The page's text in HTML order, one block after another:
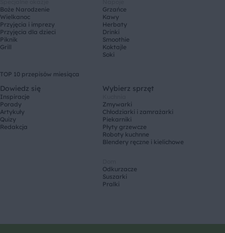
Boże Narodzenie
Wielkanoc
Przyjęcia i imprezy
Przyjęcia dla dzieci
Piknik
Grill
Grzańce
Kawy
Herbaty
Drinki
Smoothie
Koktajle
Soki
TOP 10 przepisów miesiąca
Dowiedz się
Inspiracje
Porady
Artykuły
Quizy
Redakcja
Wybierz sprzęt
Zmywarki
Chłodziarki i zamrażarki
Piekarniki
Płyty grzewcze
Roboty kuchnne
Blendery ręczne i kielichowe
Odkurzacze
Suszarki
Pralki